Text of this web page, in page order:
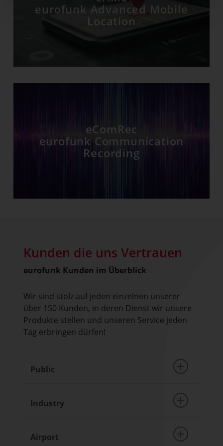
eurofunk Advanced Mobile
Location
eComRec
eurofunk Communication
Recording
Kunden die uns Vertrauen
eurofunk Kunden im Überblick
Wir sind stolz auf jeden einzelnen unserer
über 150 Kunden, in deren Dienst wir unsere
Produkte stellen und unseren Service jeden
Tag erbringen dürfen!
Public
Berufsfeuerwehr Gelsenkirchen
Berufsfeuerwehr Salzburg
Industry
Allianz AG
Airport